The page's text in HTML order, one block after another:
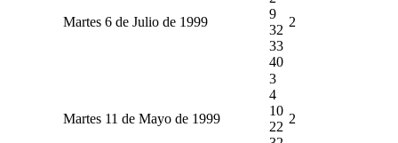
Martes 6 de Julio de 1999
9
32
33
40
2
Martes 11 de Mayo de 1999
3
4
10
22
2